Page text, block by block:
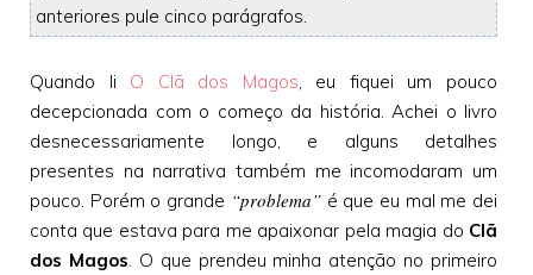
anteriores pule cinco parágrafos.
Quando li O Clã dos Magos, eu fiquei um pouco
decepcionada com o começo da história. Achei o livro
desnecessariamente longo, e alguns detalhes
presentes na narrativa também me incomodaram um
pouco. Porém o grande “problema” é que eu mal me dei
conta que estava para me apaixonar pela magia do Clã
dos Magos. O que prendeu minha atenção no primeiro